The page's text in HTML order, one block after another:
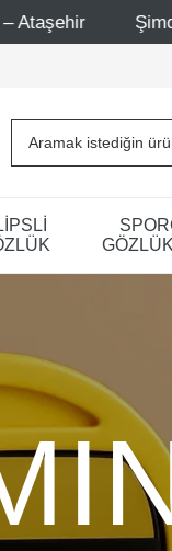
Şimdi Üye ol !